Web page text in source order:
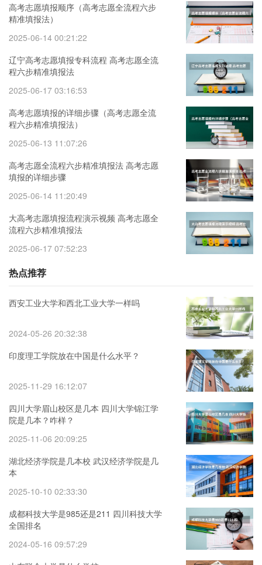
高考志愿填报顺序（高考志愿全流程六步
精准填报法）
2025-06-14 00:21:22
辽宁高考志愿填报专科流程 高考志愿全流
程六步精准填报法
2025-06-17 03:16:53
高考志愿填报的详细步骤（高考志愿全流
程六步精准填报法）
2025-06-13 11:07:26
高考志愿全流程六步精准填报法 高考志愿
填报的详细步骤
2025-06-14 11:20:49
大高考志愿填报流程演示视频 高考志愿全
流程六步精准填报法
2025-06-17 07:52:23
热点推荐
西安工业大学和西北工业大学一样吗
2024-05-26 20:32:38
印度理工学院放在中国是什么水平？
2025-11-29 16:12:07
四川大学眉山校区是几本 四川大学锦江学
院是几本？咋样？
2025-11-06 20:09:25
湖北经济学院是几本校 武汉经济学院是几
本
2025-10-10 02:33:30
成都科技大学是985还是211 四川科技大学
全国排名
2024-05-16 09:57:29